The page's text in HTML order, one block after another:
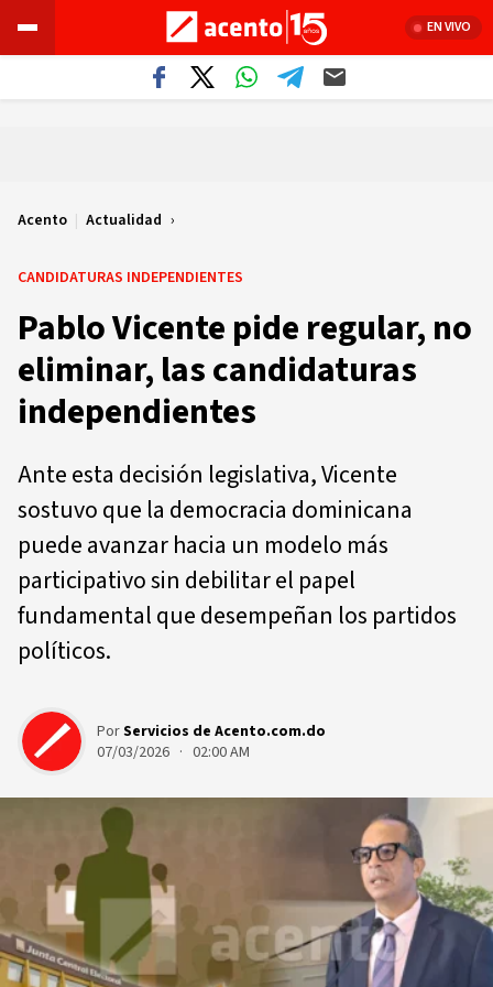
EN VIVO
Acento | Actualidad
CANDIDATURAS INDEPENDIENTES
Pablo Vicente pide regular, no
eliminar, las candidaturas
independientes
Ante esta decisión legislativa, Vicente
sostuvo que la democracia dominicana
puede avanzar hacia un modelo más
participativo sin debilitar el papel
fundamental que desempeñan los partidos
políticos.
PorServicios de Acento.com.do
07/03/2026 · 02:00 AM